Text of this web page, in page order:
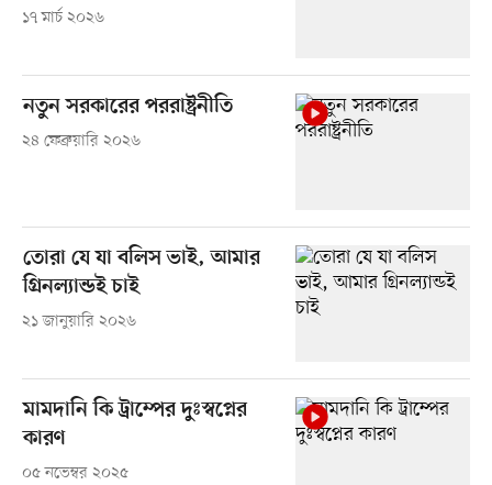
১৭ মার্চ ২০২৬
নতুন সরকারের পররাষ্ট্রনীতি
২৪ ফেব্রুয়ারি ২০২৬
তোরা যে যা বলিস ভাই, আমার
গ্রিনল্যান্ডই চাই
২১ জানুয়ারি ২০২৬
মামদানি কি ট্রাম্পের দুঃস্বপ্নের
কারণ
০৫ নভেম্বর ২০২৫